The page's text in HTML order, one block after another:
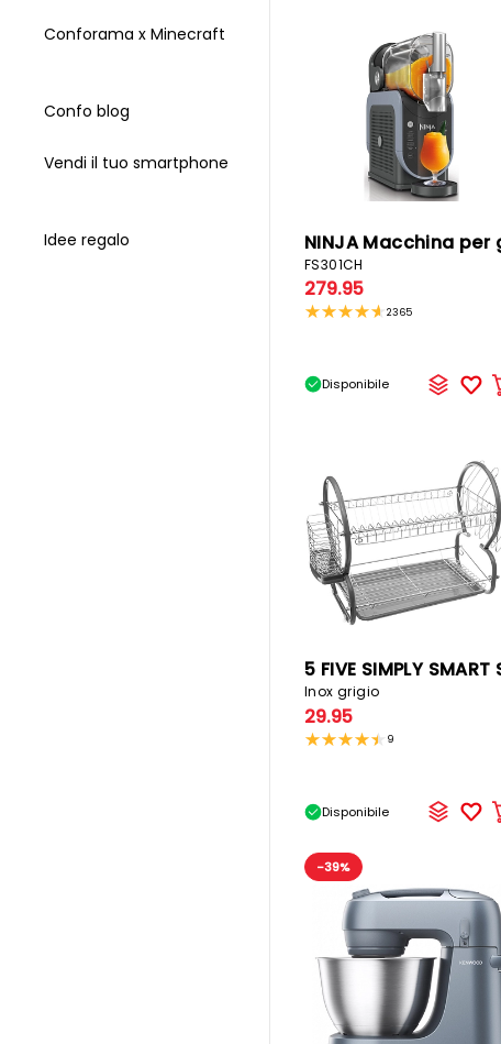
Conforama x Minecraft
Confo blog
Vendi il tuo smartphone
Idee regalo
FS301CH
279.95
2365
Disponibile
Inox grigio
29.95
9
Disponibile
-39%